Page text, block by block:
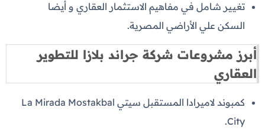
تغيير شامل في مفاهيم الاستثمار العقاري و أيضا
السكن علي الأراضي المصرية.
أبرز مشروعات شركة جراند بلازا للتطوير
العقاري
كمبوند لاميرادا المستقبل سيتي La Mirada Mostakbal
City.